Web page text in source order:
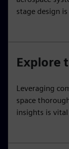
stage design
Explore
Leveraging
space
insights is